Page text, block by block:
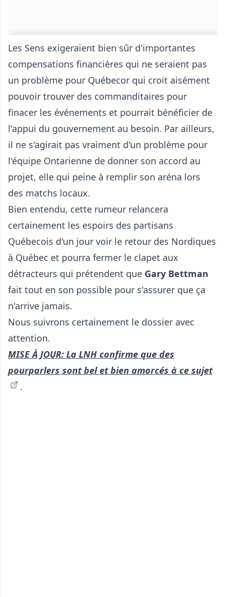
Les Sens exigeraient bien sûr d'importantes
compensations financières qui ne seraient pas
un problème pour Québecor qui croit aisément
pouvoir trouver des commanditaires pour
finacer les événements et pourrait bénéficier de
l'appui du gouvernement au besoin. Par ailleurs,
il ne s'agirait pas vraiment d'un problème pour
l'équipe Ontarienne de donner son accord au
projet, elle qui peine à remplir son aréna lors
des matchs locaux.
Bien entendu, cette rumeur relancera
certainement les espoirs des partisans
Québecois d'un jour voir le retour des Nordiques
à Québec et pourra fermer le clapet aux
détracteurs qui prétendent que Gary Bettman
fait tout en son possible pour s'assurer que ça
n'arrive jamais.
Nous suivrons certainement le dossier avec
attention.
MISE À JOUR: La LNH confirme que des
pourparlers sont bel et bien amorcés à ce sujet
.